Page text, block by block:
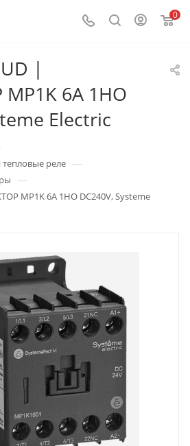
0
|
6A 1НО
Electric
тепловые реле —
—
MP1K 6A 1НО DC240V, Systeme